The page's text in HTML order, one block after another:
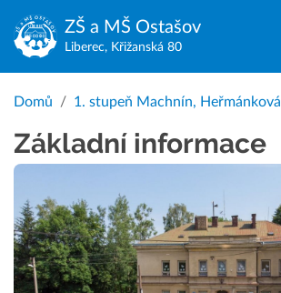
ZŠ a MŠ Ostašov
Liberec, Křižanská 80
Domů 1. stupeň Machnín, Heřmánková
Základní informace